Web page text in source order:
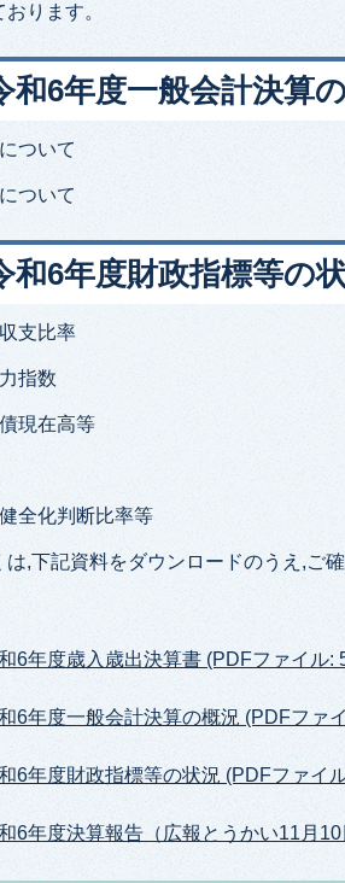
ります。
和6年度一般会計決算
ついて
ついて
和6年度財政指標等の
支比率
指数
現在高等
全化判断比率等
,下記資料をダウンロードのうえ,ご確
6年度歳入歳出決算書 (PDFファイル:
6年度一般会計決算の概況 (PDFファ
6年度財政指標等の状況 (PDFファイ
6年度決算報告（広報とうかい11月